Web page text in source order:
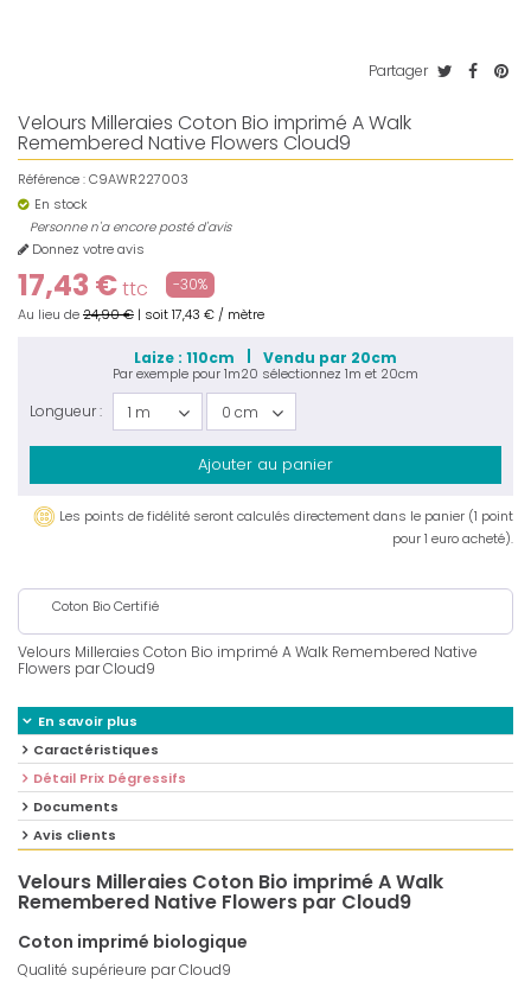
Partager
Velours Milleraies Coton Bio imprimé A Walk
Remembered Native Flowers Cloud9
Référence :C9AWR227003
En stock
Personne n'a encore posté d'avis
Donnez votre avis
17,43 €ttc -30%
Au lieu de24,90 € | soit17,43 € / mètre
Laize : 110cm Vendu par 20cm
Par exemple pour1m20 sélectionnez 1m et 20cm
Longueur : 1 m 0 cm
Ajouter au panier
Les points de fidélité seront calculés directement dans le panier (1 point
pour 1 euro acheté).
Coton Bio Certifié
Velours Milleraies Coton Bio imprimé A Walk Remembered Native
Flowers par Cloud9
En savoir plus
Caractéristiques
Détail Prix Dégressifs
Documents
Avis clients
Velours Milleraies Coton Bio imprimé A Walk
Remembered Native Flowers par Cloud9
Coton imprimé biologique
Qualité supérieure par Cloud9